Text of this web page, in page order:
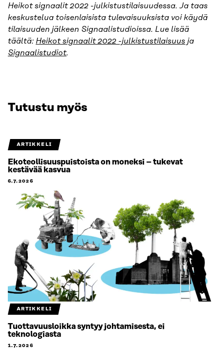
Heikot signaalit 2022 -julkistustilaisuudessa. Ja taas
keskustelua toisenlaisista tulevaisuuksista voi käydä
tilaisuuden jälkeen Signaalistudioissa. Lue lisää
täältä: Heikot signaalit 2022 -julkistustilaisuus ja
Signaalistudiot.
Tutustu myös
ARTIKKELI
Ekoteollisuuspuistoista on moneksi – tukevat
kestävää kasvua
6.7.2026
ARTIKKELI
Tuottavuusloikka syntyy johtamisesta, ei
teknologiasta
1.7.2026